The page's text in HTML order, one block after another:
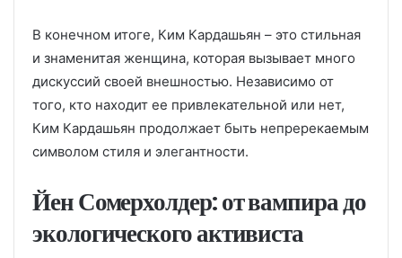
В конечном итоге, Ким Кардашьян – это стильная
и знаменитая женщина, которая вызывает много
дискуссий своей внешностью. Независимо от
того, кто находит ее привлекательной или нет,
Ким Кардашьян продолжает быть непререкаемым
символом стиля и элегантности.
Йен Сомерхолдер: от вампира до
экологического активиста